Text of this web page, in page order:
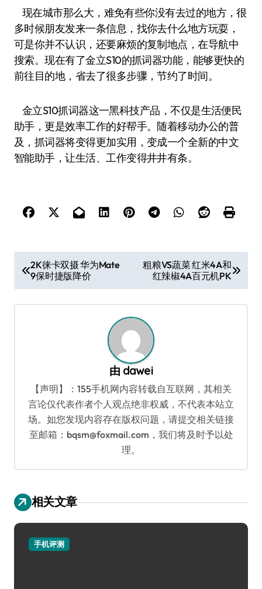
现在城市那么大，难免有些你没有去过的地方，很
多时候朋友发来一条信息，找你去什么地方玩耍，
可是你并不认识，还要麻烦的复制地点，在导航中
搜索。现在有了金立S10的抓词器功能，能够更快的
前往目的地，省去了很多步骤，节约了时间。
金立S10抓词器这一黑科技产品，不仅是生活便民
助手，更是效率工作的好帮手。随着移动办公的普
及，抓词器将变得更加实用，变成一个全新的中文
智能助手，让生活、工作变得井井有条。
章
导
2K徕卡双摄 华为Mate
9保时捷版降价
粗粮VS蔬菜 红米4A和
红辣椒4A百元机PK
由 dawei
【声明】：155手机网内容转载自互联网，其相关
言论仅代表作者个人观点绝非权威，不代表本站立
场。如您发现内容存在版权问题，请提交相关链接
至邮箱：bqsm@foxmail.com，我们将及时予以处
理。
相关文章
手机评测